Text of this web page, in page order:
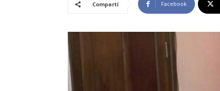
Compartí Facebook